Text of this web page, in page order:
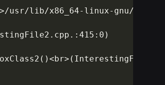
lib/x86_64-linux-gnu/